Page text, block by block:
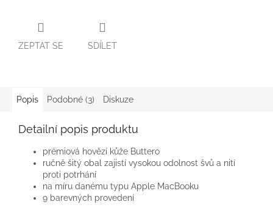
ZEPTAT SE SDÍLET
Popis Podobné (3) Diskuze
Detailní popis produktu
prémiová hovězí kůže Buttero
ručně šitý obal zajistí vysokou odolnost švů a nití
proti potrhání
na míru danému typu Apple MacBooku
9 barevných provedení